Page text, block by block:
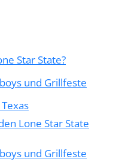
Star State?
und Grillfeste
Lone Star State
und Grillfeste